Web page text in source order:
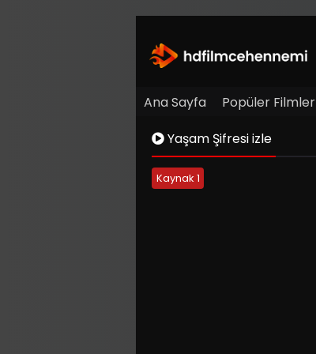
Ana Sayfa Popüler Filmler
Yaşam Şifresi izle
Kaynak 1